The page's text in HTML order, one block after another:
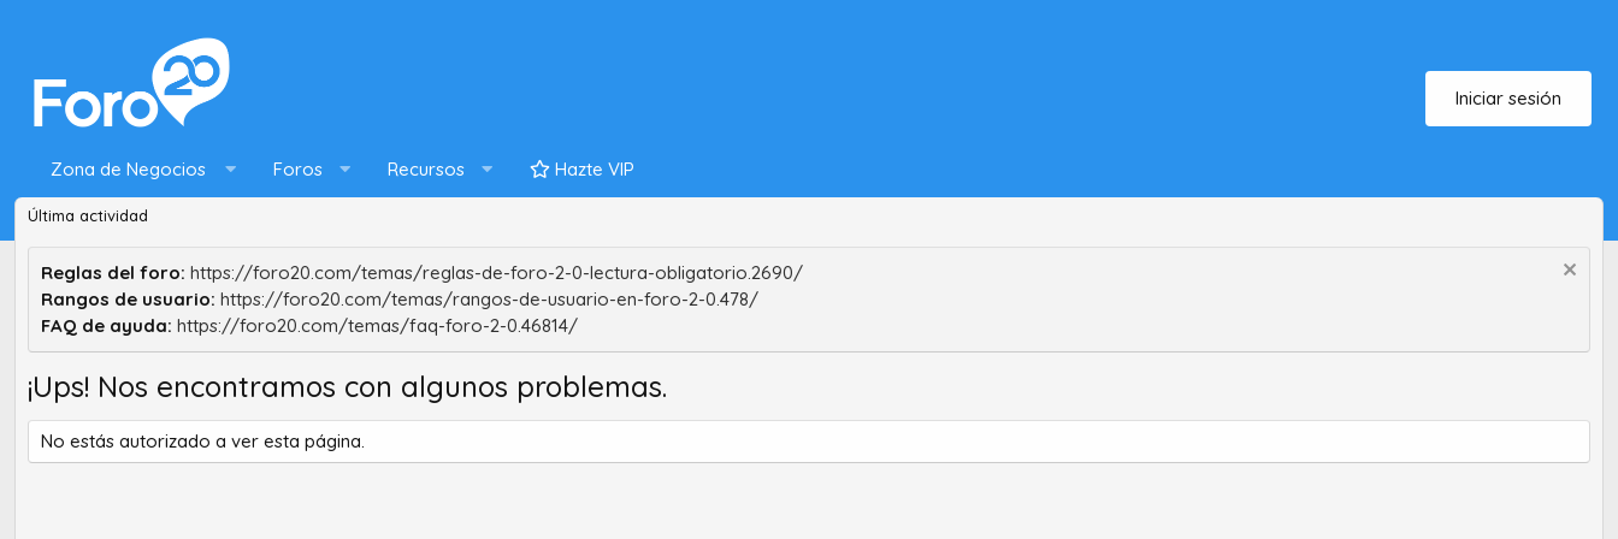
Iniciar sesión
Zona de Negocios Foros Recursos Hazte VIP
Última actividad
Reglas del foro: https://foro20.com/temas/reglas-de-foro-2-0-lectura-obligatorio.2690/
Rangos de usuario: https://foro20.com/temas/rangos-de-usuario-en-foro-2-0.478/
FAQ de ayuda: https://foro20.com/temas/faq-foro-2-0.46814/
¡Ups! Nos encontramos con algunos problemas.
No estás autorizado a ver esta página.